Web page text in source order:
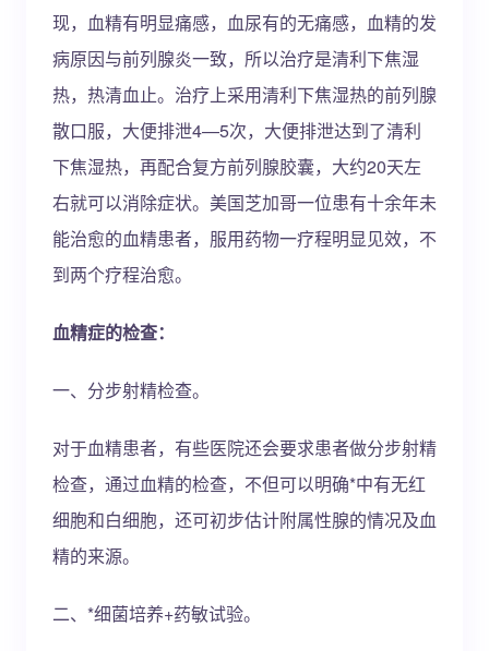
现，血精有明显痛感，血尿有的无痛感，血精的发
病原因与前列腺炎一致，所以治疗是清利下焦湿
热，热清血止。治疗上采用清利下焦湿热的前列腺
散口服，大便排泄4—5次，大便排泄达到了清利
下焦湿热，再配合复方前列腺胶囊，大约20天左
右就可以消除症状。美国芝加哥一位患有十余年未
能治愈的血精患者，服用药物一疗程明显见效，不
到两个疗程治愈。
血精症的检查：
一、分步射精检查。
对于血精患者，有些医院还会要求患者做分步射精
检查，通过血精的检查，不但可以明确*中有无红
细胞和白细胞，还可初步估计附属性腺的情况及血
精的来源。
二、*细菌培养+药敏试验。